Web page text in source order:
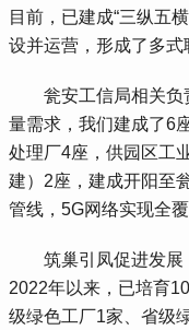
目前，已建成“三纵五
设并运营，形成了多式
瓮安工信局相关负
量需求，我们建成了6
处理厂4座，供园区工
建）2座，建成开阳至
管线，5G网络实现全
筑巢引凤促进发展，
2022年以来，已培育
级绿色工厂1家、省级